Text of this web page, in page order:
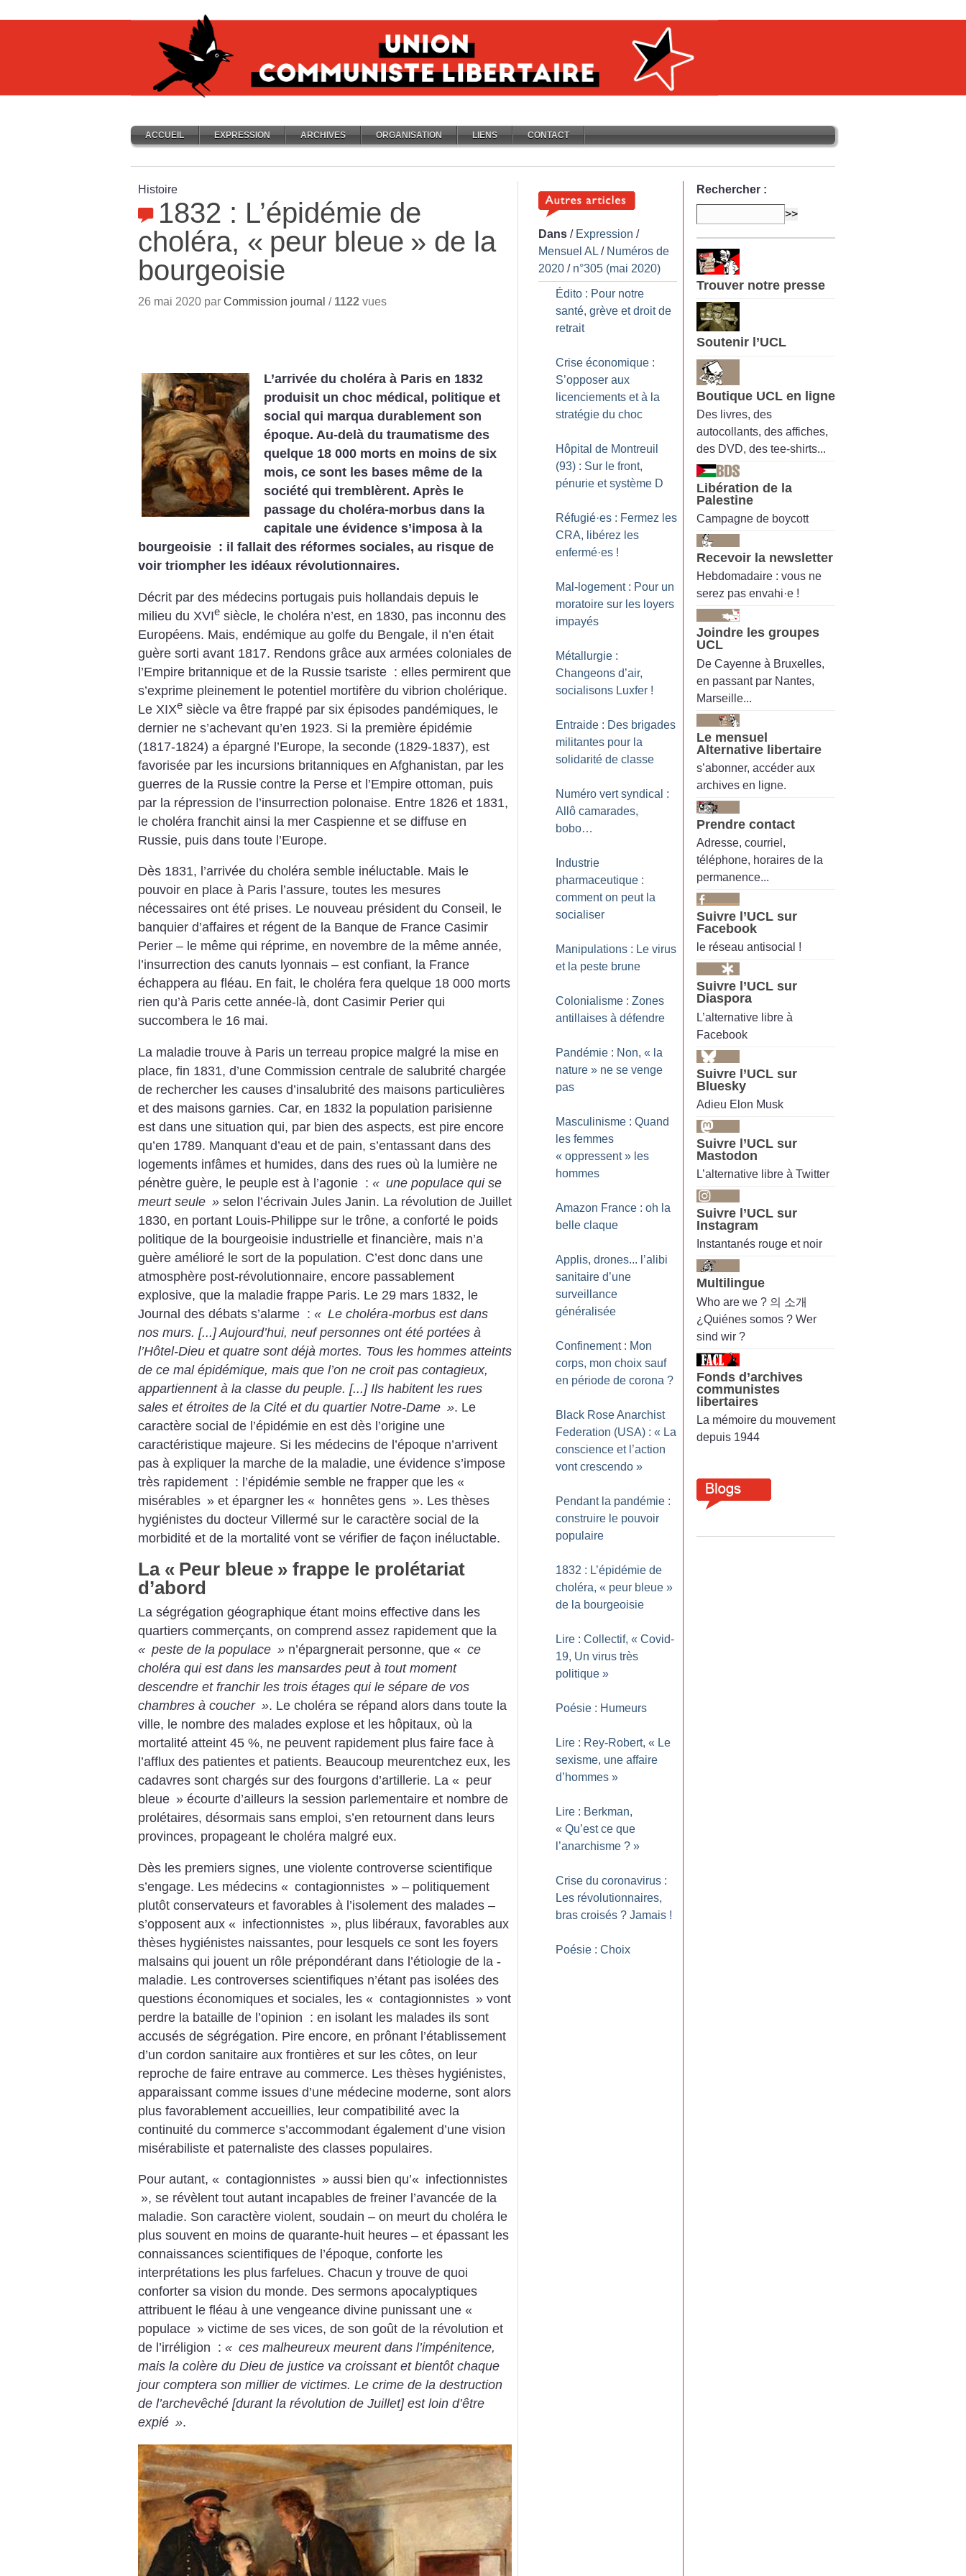
ACCUEIL EXPRESSION ARCHIVES ORGANISATION LIENS CONTACT
Histoire
1832 : L’épidémie de
choléra, « peur bleue » de la
bourgeoisie
26 mai 2020 par Commission journal / 1122 vues
L’arrivée du choléra à Paris en 1832
produisit un choc médical, politique et
social qui marqua durablement son
époque. Au-delà du traumatisme des
quelque 18 000 morts en moins de six
mois, ce sont les bases même de la
société qui tremblèrent. Après le
passage du choléra-morbus dans la
capitale une évidence s’imposa à la
bourgeoisie : il fallait des réformes sociales, au risque de
voir triompher les idéaux révolutionnaires.
Décrit par des médecins portugais puis hollandais depuis le
milieu du XVIe siècle, le choléra n’est, en 1830, pas inconnu des
Européens. Mais, endémique au golfe du Bengale, il n’en était
guère sorti avant 1817. Rendons grâce aux armées coloniales de
l’Empire britannique et de la Russie tsariste : elles permirent que
s’exprime pleinement le potentiel mortifère du vibrion cholérique.
Le XIXe siècle va être frappé par six épisodes pandémiques, le
dernier ne s’achevant qu’en 1923. Si la première épidémie
(1817-1824) a épargné l’Europe, la seconde (1829-1837), est
favorisée par les incursions britanniques en Afghanistan, par les
guerres de la Russie contre la Perse et l’Empire ottoman, puis
par la répression de l’insurrection polonaise. Entre 1826 et 1831,
le choléra franchit ainsi la mer Caspienne et se diffuse en
Russie, puis dans toute l’Europe.
Dès 1831, l’arrivée du choléra semble inéluctable. Mais le
pouvoir en place à Paris l’assure, toutes les mesures
nécessaires ont été prises. Le nouveau président du Conseil, le
banquier d’affaires et régent de la Banque de France Casimir
Perier – le même qui réprime, en novembre de la même année,
l’insurrection des canuts lyonnais – est confiant, la France
échappera au fléau. En fait, le choléra fera quelque 18 000 morts
rien qu’à Paris cette année-là, dont Casimir Perier qui
succombera le 16 mai.
La maladie trouve à Paris un terreau propice malgré la mise en
place, fin 1831, d’une Commission centrale de salubrité chargée
de rechercher les causes d’insalubrité des maisons particulières
et des maisons garnies. Car, en 1832 la population parisienne
est dans une situation qui, par bien des aspects, est pire encore
qu’en 1789. Manquant d’eau et de pain, s’entassant dans des
logements infâmes et humides, dans des rues où la lumière ne
pénètre guère, le peuple est à l’agonie : « une populace qui se
meurt seule » selon ­l’écrivain Jules Janin. La révolution de Juillet
1830, en portant Louis-Philippe sur le trône, a conforté le poids
politique de la bourgeoisie industrielle et financière, mais n’a
guère amélioré le sort de la population. C’est donc dans une
atmosphère post-révolutionnaire, encore passablement
explosive, que la maladie frappe Paris. Le 29 mars 1832, le
Journal des débats s’alarme : « Le choléra-morbus est dans
nos murs. [...] Aujourd’hui, neuf personnes ont été portées à
l’Hôtel-Dieu et quatre sont déjà mortes. Tous les hommes atteints
de ce mal épidémique, mais que l’on ne croit pas contagieux,
appartiennent à la classe du peuple. [...] Ils habitent les rues
sales et étroites de la Cité et du quartier Notre-Dame ». Le
caractère social de l’épidémie en est dès l’origine une
caractéristique majeure. Si les médecins de l’époque n’arrivent
pas à expliquer la marche de la maladie, une évidence s’impose
très rapidement : l’épidémie semble ne frapper que les «
misérables » et épargner les « honnêtes gens ». Les thèses
hygiénistes du docteur Villermé sur le caractère social de la
morbidité et de la mortalité vont se vérifier de façon inéluctable.
La « Peur bleue » frappe le prolétariat
d’abord
La ségrégation géographique étant moins effective dans les
quartiers commerçants, on comprend assez rapidement que la
« peste de la populace » n’épargnerait personne, que « ce
choléra qui est dans les mansardes peut à tout moment
descendre et franchir les trois étages qui le sépare de vos
chambres à coucher ». Le choléra se répand alors dans toute la
ville, le nombre des malades explose et les hôpitaux, où la
mortalité atteint 45 %, ne peuvent rapidement plus faire face à
l’afflux des patientes et patients. Beaucoup meurentchez eux, les
cadavres sont chargés sur des fourgons d’artillerie. La « peur
bleue » écourte d’ailleurs la session parlementaire et nombre de
prolétaires, désormais sans emploi, s’en retournent dans leurs
provinces, propageant le choléra malgré eux.
Dès les premiers signes, une violente controverse scientifique
s’engage. Les médecins « contagionnistes » – politiquement
plutôt conservateurs et favorables à l’isolement des malades –
s’opposent aux « infectionnistes », plus libéraux, favorables aux
thèses hygiénistes naissantes, pour lesquels ce sont les foyers
malsains qui jouent un rôle prépondérant dans l’étiologie de la ­
maladie. Les controverses scientifiques n’étant pas isolées des
questions économiques et sociales, les « contagionnistes » vont
perdre la bataille de l’opinion : en isolant les malades ils sont
accusés de ségrégation. Pire encore, en prônant l’établissement
d’un cordon sanitaire aux frontières et sur les côtes, on leur
reproche de faire entrave au commerce. Les thèses hygiénistes,
apparaissant comme issues d’une médecine moderne, sont alors
plus favorablement accueillies, leur compatibilité avec la
continuité du commerce s’accommodant également d’une vision
misérabiliste et paternaliste des classes populaires.
Pour autant, « contagionnistes » aussi bien qu’« infectionnistes
», se révèlent tout autant incapables de freiner l’avancée de la
maladie. Son caractère violent, soudain – on meurt du choléra le
plus souvent en moins de quarante-huit heures – et épassant les
connaissances scientifiques de l’époque, conforte les
interprétations les plus farfelues. Chacun y trouve de quoi
conforter sa vision du monde. Des sermons apocalyptiques
attribuent le fléau à une vengeance divine punissant une «
populace » victime de ses vices, de son goût de la révolution et
de l’irréligion : « ces malheureux meurent dans l’impénitence,
mais la colère du Dieu de justice va croissant et bientôt chaque
jour comptera son millier de victimes. Le crime de la destruction
de l’archevêché [durant la révolution de Juillet] est loin d’être
expié ».
Dans / Expression /
Mensuel AL / Numéros de
2020 / n°305 (mai 2020)
Édito : Pour notre
santé, grève et droit de
retrait
Crise économique :
S’opposer aux
licenciements et à la
stratégie du choc
Hôpital de Montreuil
(93) : Sur le front,
pénurie et système D
Réfugié·es : Fermez les
CRA, libérez les
enfermé·es !
Mal-logement : Pour un
moratoire sur les loyers
impayés
Métallurgie :
Changeons d’air,
socialisons Luxfer !
Entraide : Des brigades
militantes pour la
solidarité de classe
Numéro vert syndical :
Allô camarades,
bobo…
Industrie
pharmaceutique :
comment on peut la
socialiser
Manipulations : Le virus
et la peste brune
Colonialisme : Zones
antillaises à défendre
Pandémie : Non, « la
nature » ne se venge
pas
Masculinisme : Quand
les femmes
« oppressent » les
hommes
Amazon France : oh la
belle claque
Applis, drones... l’alibi
sanitaire d’une
surveillance
généralisée
Confinement : Mon
corps, mon choix sauf
en période de corona ?
Black Rose Anarchist
Federation (USA) : « La
conscience et l’action
vont crescendo »
Pendant la pandémie :
construire le pouvoir
populaire
1832 : L’épidémie de
choléra, « peur bleue »
de la bourgeoisie
Lire : Collectif, « Covid-
19, Un virus très
politique »
Poésie : Humeurs
Lire : Rey-Robert, « Le
sexisme, une affaire
d’hommes »
Lire : Berkman,
« Qu’est ce que
l’anarchisme ? »
Crise du coronavirus :
Les révolutionnaires,
bras croisés ? Jamais !
Poésie : Choix
Rechercher :
Trouver notre presse
Soutenir l’UCL
Boutique UCL en ligne
Des livres, des
autocollants, des affiches,
des DVD, des tee-shirts...
Libération de la
Palestine
Campagne de boycott
Recevoir la newsletter
Hebdomadaire : vous ne
serez pas envahi·e !
Joindre les groupes
UCL
De Cayenne à Bruxelles,
en passant par Nantes,
Marseille...
Le mensuel
Alternative libertaire
s’abonner, accéder aux
archives en ligne.
Prendre contact
Adresse, courriel,
téléphone, horaires de la
permanence...
Suivre l’UCL sur
Facebook
le réseau antisocial !
Suivre l’UCL sur
Diaspora
L’alternative libre à
Facebook
Suivre l’UCL sur
Bluesky
Adieu Elon Musk
Suivre l’UCL sur
Mastodon
L’alternative libre à Twitter
Suivre l’UCL sur
Instagram
Instantanés rouge et noir
Multilingue
Who are we ? 의 소개
¿Quiénes somos ? Wer
sind wir ?
Fonds d’archives
communistes
libertaires
La mémoire du mouvement
depuis 1944